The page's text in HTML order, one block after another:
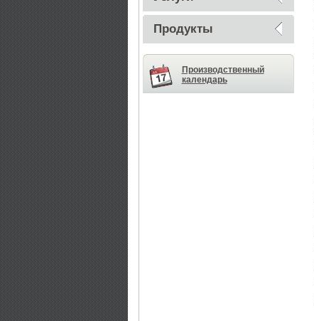
Продукты
Производственный
календарь